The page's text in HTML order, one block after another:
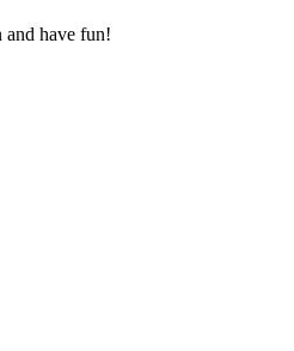
and have fun!